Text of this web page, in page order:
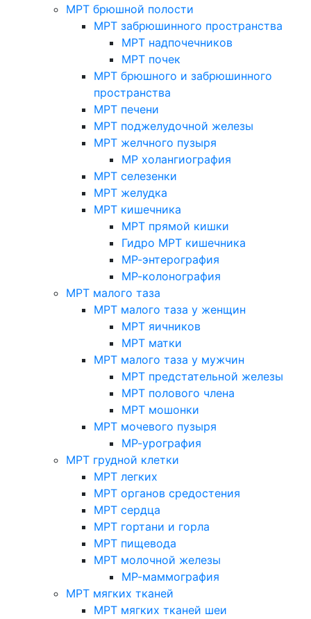
МРТ брюшной полости
МРТ забрюшинного пространства
МРТ надпочечников
МРТ почек
МРТ брюшного и забрюшинного
пространства
МРТ печени
МРТ поджелудочной железы
МРТ желчного пузыря
МР холангиография
МРТ селезенки
МРТ желудка
МРТ кишечника
МРТ прямой кишки
Гидро МРТ кишечника
МР-энтерография
МР-колонография
МРТ малого таза
МРТ малого таза у женщин
МРТ яичников
МРТ матки
МРТ малого таза у мужчин
МРТ предстательной железы
МРТ полового члена
МРТ мошонки
МРТ мочевого пузыря
МР-урография
МРТ грудной клетки
МРТ легких
МРТ органов средостения
МРТ сердца
МРТ гортани и горла
МРТ пищевода
МРТ молочной железы
МР-маммография
МРТ мягких тканей
МРТ мягких тканей шеи